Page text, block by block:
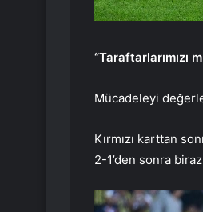
“Taraftarlarımızı
Mücadeleyi
Kırmızı karttan
2-1’den sonra